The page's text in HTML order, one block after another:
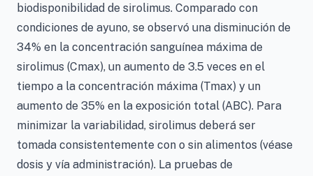
biodisponibilidad de sirolimus. Comparado con
condiciones de ayuno, se observó una disminución de
34% en la concentración sanguínea máxima de
sirolimus (Cmax), un aumento de 3.5 veces en el
tiempo a la concentración máxima (Tmax) y un
aumento de 35% en la exposición total (ABC). Para
minimizar la variabilidad, sirolimus deberá ser
tomada consistentemente con o sin alimentos (véase
dosis y vía administración). La pruebas de